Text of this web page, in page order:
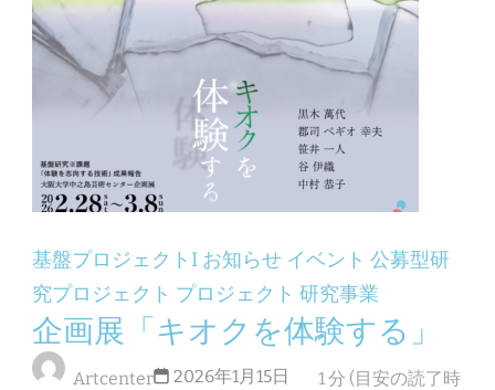
基盤プロジェクトI お知らせ イベント 公募型研
究プロジェクト プロジェクト 研究事業
企画展「キオクを体験する」
Artcenter 2026年1月15日
1 分 (目安の読了時